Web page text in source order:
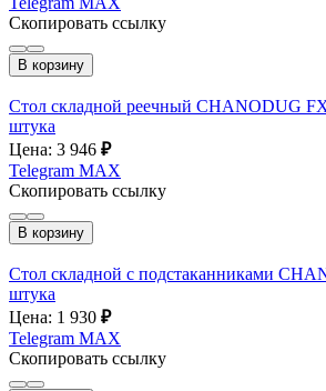
Скопировать ссылку
В корзину
Стол складной реечный CHANODUG
штука
Цена: 3 946 ₽
Telegram MAX
Скопировать ссылку
В корзину
Стол складной с подстаканниками
штука
Цена: 1 930 ₽
Telegram MAX
Скопировать ссылку